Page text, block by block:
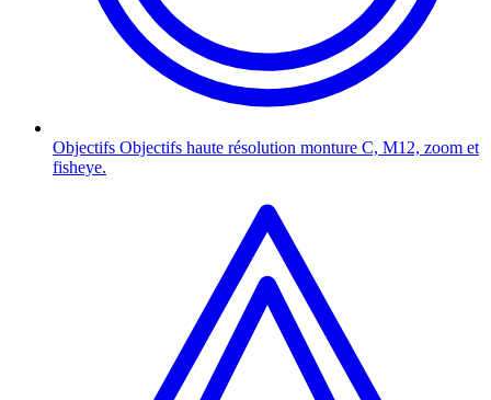
Objectifs Objectifs haute résolution monture C, M12, zoom et
fisheye.